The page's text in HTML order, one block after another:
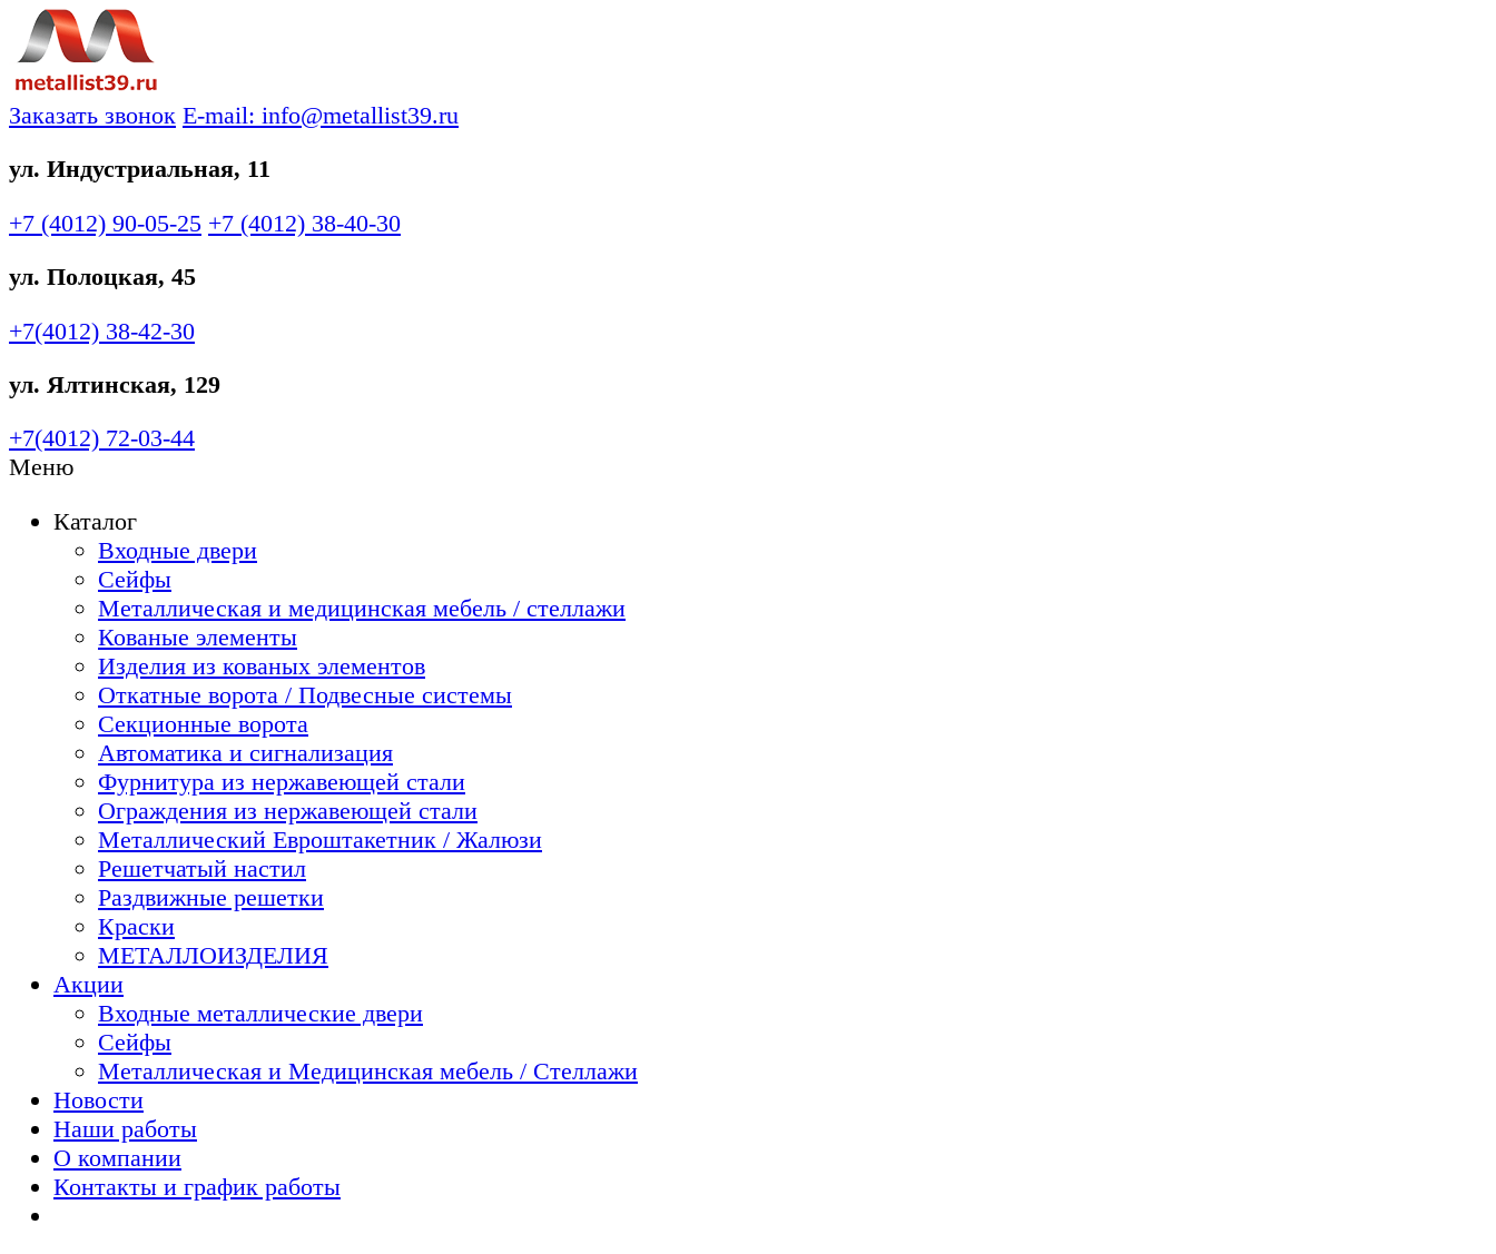
Заказать звонок E-mail: info@metallist39.ru
ул. Индустриальная, 11
+7 (4012) 90-05-25 +7 (4012) 38-40-30
ул. Полоцкая, 45
+7(4012) 38-42-30
ул. Ялтинская, 129
+7(4012) 72-03-44
Меню
Каталог
Входные двери
Сейфы
Металлическая и медицинская мебель / стеллажи
Кованые элементы
Изделия из кованых элементов
Откатные ворота / Подвесные системы
Секционные ворота
Автоматика и сигнализация
Фурнитура из нержавеющей стали
Ограждения из нержавеющей стали
Металлический Евроштакетник / Жалюзи
Решетчатый настил
Раздвижные решетки
Краски
МЕТАЛЛОИЗДЕЛИЯ
Акции
Входные металлические двери
Сейфы
Металлическая и Медицинская мебель / Стеллажи
Новости
Наши работы
О компании
Контакты и график работы